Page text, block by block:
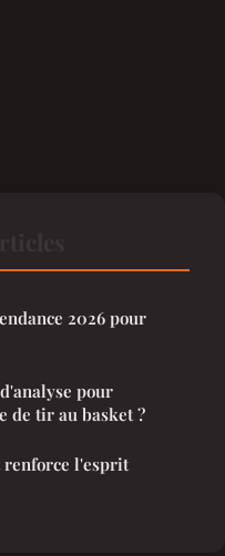
2026 pour
pour
de tir au basket ?
renforce l'esprit